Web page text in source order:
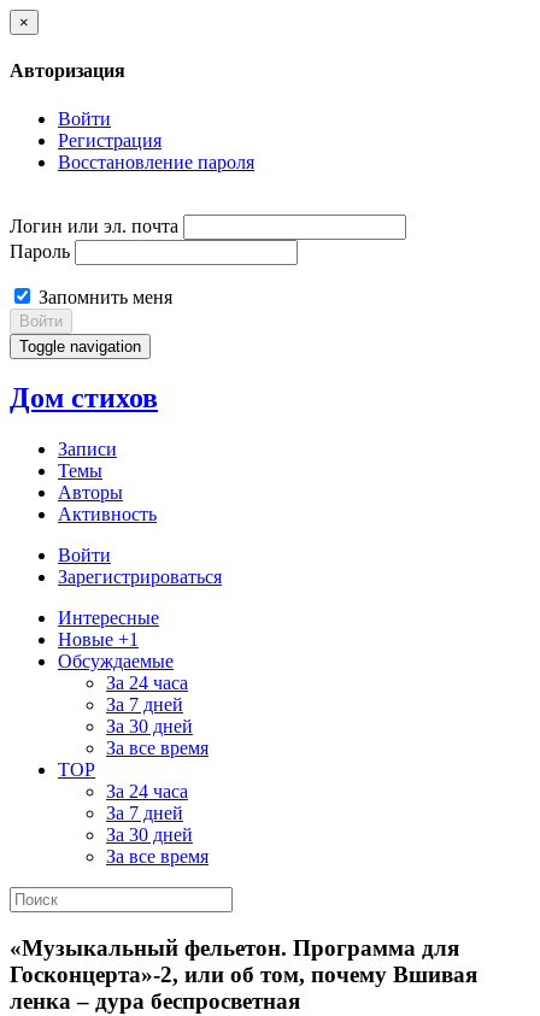
×
Авторизация
Войти
Регистрация
Восстановление пароля
Логин или эл. почта
Пароль
Запомнить меня
Войти
Toggle navigation
Дом стихов
Записи
Темы
Авторы
Активность
Войти
Зарегистрироваться
Интересные
Новые +1
Обсуждаемые
За 24 часа
За 7 дней
За 30 дней
За все время
TOP
За 24 часа
За 7 дней
За 30 дней
За все время
«Музыкальный фельетон. Программа для
Госконцерта»-2, или об том, почему Вшивая
ленка – дура беспросветная